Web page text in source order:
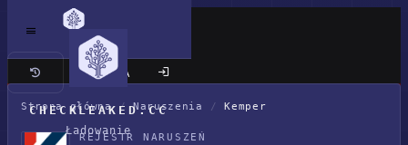
CHECKLEAKED.CC
Ładowanie
Klasyczna wersja
Strona główna / Naruszenia / Kemper
REJESTR NARUSZEŃ